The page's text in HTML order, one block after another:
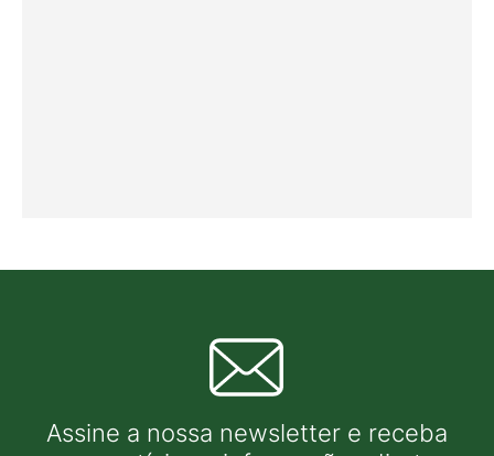
Assine a nossa newsletter e receba